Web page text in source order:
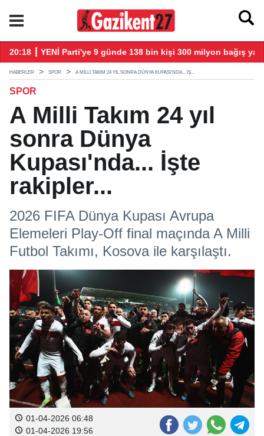
başladı
20:18 ┋ YENİ Parti'ye 9 günde 138 bin kişi 300 milyon bağış
HABERLER SPOR A MILLI TAKIM 24 YIL SONRA DÜNYA KUPASI'NDA... İŞ...
SPOR
A Milli Takım 24 yıl
sonra Dünya
Kupası'nda... İşte
rakipler...
2026 FIFA Dünya Kupası Avrupa
Elemeleri Play-Off final maçında A Milli
Futbol Takımı, Kosova ile karşılaştı.
01-04-2026 06:48
01-04-2026 19:56